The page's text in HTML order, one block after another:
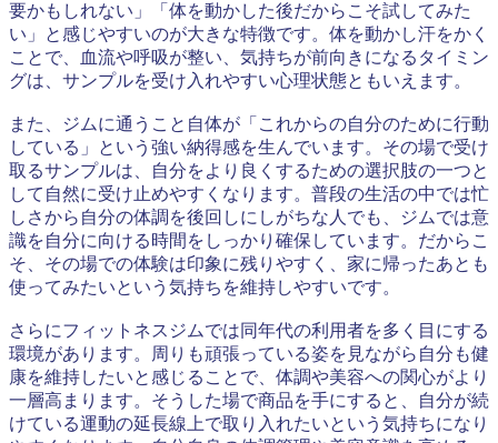
要かもしれない」「体を動かした後だからこそ試してみた
い」と感じやすいのが大きな特徴です。体を動かし汗をかく
ことで、血流や呼吸が整い、気持ちが前向きになるタイミン
グは、サンプルを受け入れやすい心理状態ともいえます。
また、ジムに通うこと自体が「これからの自分のために行動
している」という強い納得感を生んでいます。その場で受け
取るサンプルは、自分をより良くするための選択肢の一つと
して自然に受け止めやすくなります。普段の生活の中では忙
しさから自分の体調を後回しにしがちな人でも、ジムでは意
識を自分に向ける時間をしっかり確保しています。だからこ
そ、その場での体験は印象に残りやすく、家に帰ったあとも
使ってみたいという気持ちを維持しやすいです。
さらにフィットネスジムでは同年代の利用者を多く目にする
環境があります。周りも頑張っている姿を見ながら自分も健
康を維持したいと感じることで、体調や美容への関心がより
一層高まります。そうした場で商品を手にすると、自分が続
けている運動の延長線上で取り入れたいという気持ちになり